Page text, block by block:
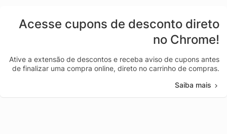
Acesse cupons de desconto direto
no Chrome!
Ative a extensão de descontos e receba aviso de cupons antes
de finalizar uma compra online, direto no carrinho de compras.
Saiba mais